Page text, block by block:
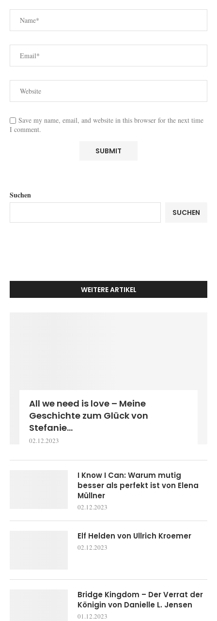
Save my name, email, and website in this browser for the next time
I comment.
Suchen
SUCHEN
WEITERE ARTIKEL
All we need is love – Meine
Geschichte zum Glück von
Stefanie...
02.12.2023
I Know I Can: Warum mutig
besser als perfekt ist von Elena
Müllner
02.12.2023
Elf Helden von Ullrich Kroemer
02.12.2023
Bridge Kingdom – Der Verrat der
Königin von Danielle L. Jensen
01.12.2023